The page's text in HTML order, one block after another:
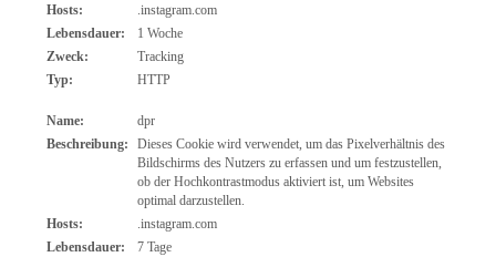
Hosts:
.instagram.com
Lebensdauer:
1 Woche
Zweck:
Tracking
Typ:
HTTP
Name:
dpr
Beschreibung:
Dieses Cookie wird verwendet, um das Pixelverhältnis des
Bildschirms des Nutzers zu erfassen und um festzustellen,
ob der Hochkontrastmodus aktiviert ist, um Websites
optimal darzustellen.
Hosts:
.instagram.com
Lebensdauer:
7 Tage